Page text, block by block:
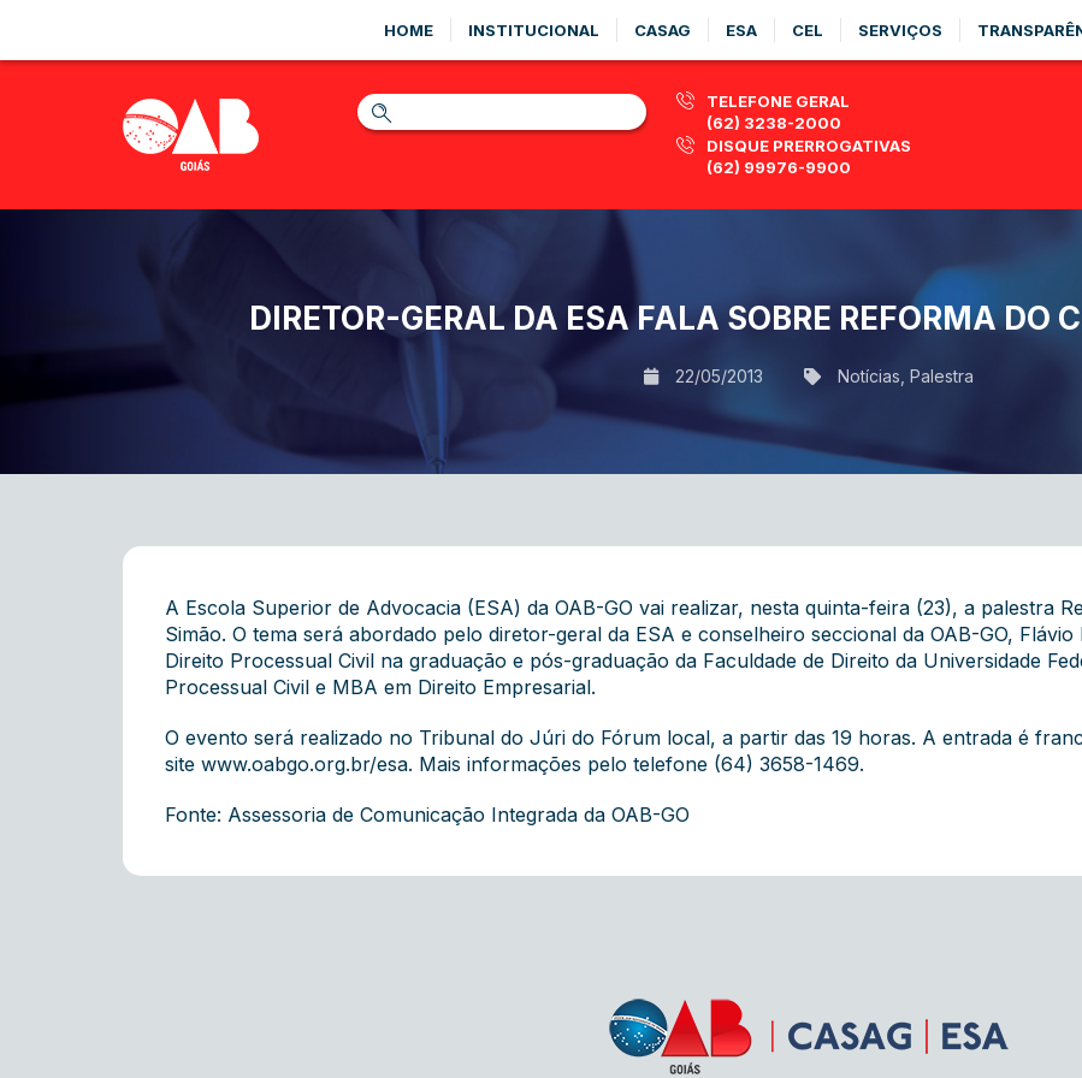
HOME INSTITUCIONAL CASAG ESA CEL SERVIÇOS
TELEFONE GERAL
(62) 3238-2000
DISQUE PRERROGATIVAS
(62) 99976-9900
DIRETOR-GERAL DA ESA FALA SOBRE REFORMA DO
22/05/2013 Notícias Palestra
A Escola Superior de Advocacia (ESA) da OAB-GO vai realizar, nesta quinta-feira (23), a palestra
Simão. O tema será abordado pelo diretor-geral da ESA e conselheiro seccional da OAB-GO,
Direito Processual Civil na graduação e pós-graduação da Faculdade de Direito da Universidade
Processual Civil e MBA em Direito Empresarial.
O evento será realizado no Tribunal do Júri do Fórum local, a partir das 19 horas. A entrada é
site www.oabgo.org.br/esa. Mais informações pelo telefone (64) 3658-1469.
Fonte: Assessoria de Comunicação Integrada da OAB-GO